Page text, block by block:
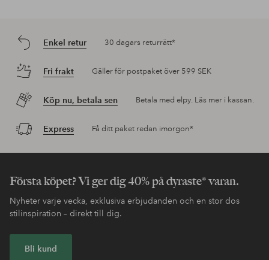
Enkel retur 30 dagars returrätt*
Fri frakt Gäller för postpaket över 599 SEK
Köp nu, betala sen Betala med elpy. Läs mer i kassan.
Express Få ditt paket redan imorgon*
Första köpet? Vi ger dig 40% på dyraste* varan.
Nyheter varje vecka, exklusiva erbjudanden och en stor dos
stilinspiration – direkt till dig.
Bli kund